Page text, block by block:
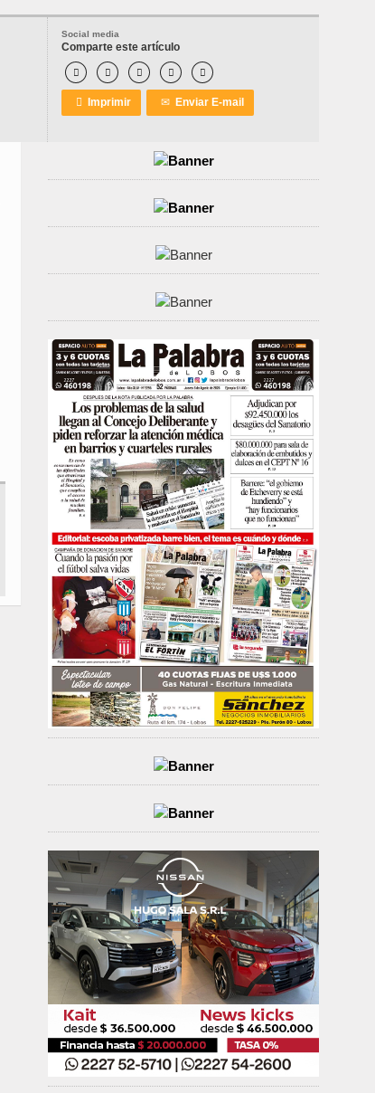
Social media
Comparte este artículo
    
 Imprimir ✉ Enviar E-mail